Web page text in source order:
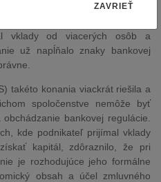
bankovníctve, ktoré vyhradzujú
vklady od viacerých osôb a
už napĺňalo znaky bankovej
takéto konania viackrát riešila a
spoločenstve nemôže byť
bankovej regulácie.
kde podnikateľ prijímal vklady
kapitál, zdôraznilo, že pri
je rozhodujúce jeho formálne
obsah a účel zmluvného
ZAVRIEŤ